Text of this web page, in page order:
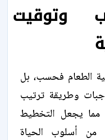
وتوقيت
الطعام فحسب، بل
وطريقة ترتيب
مما يجعل التخطيط
من أسلوب الحياة